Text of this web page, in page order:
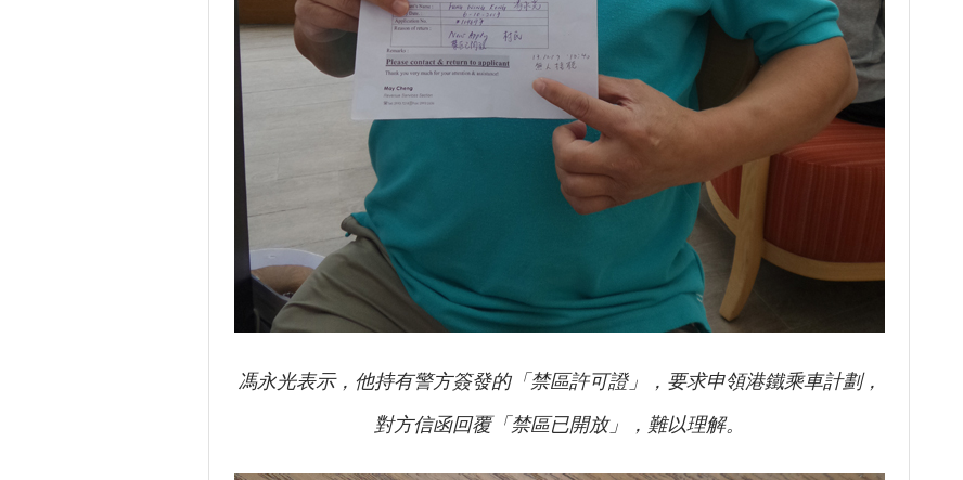
馮永光表示，他持有警方簽發的「禁區許可證」，要求申領港鐵乘車計劃，
對方信函回覆「禁區已開放」，難以理解。